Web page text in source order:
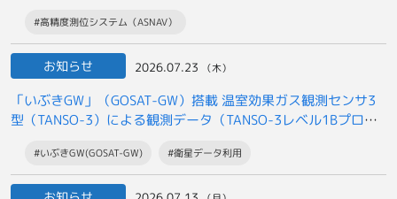
#高精度測位システム（ASNAV）
お知らせ 2026.07.23 （木）
「いぶきGW」（GOSAT-GW）搭載 温室効果ガス観測センサ3
型（TANSO-3）による観測データ（TANSO-3レベル1Bプロダ
一般提供開始について
#いぶきGW(GOSAT-GW) #衛星データ利用